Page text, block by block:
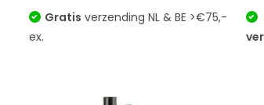
Gratis verzending NL & BE >€75,-
ex.